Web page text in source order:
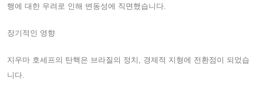
행에 대한 우려로 인해 변동성에 직면했습니다.
장기적인 영향
지우마 호세프의 탄핵은 브라질의 정치, 경제적 지형에 전환점이 되었습
니다.